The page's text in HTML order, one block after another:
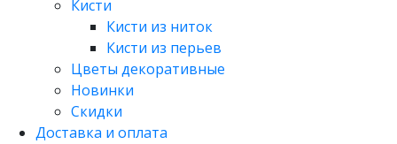
Кисти
Кисти из ниток
Кисти из перьев
Цветы декоративные
Новинки
Скидки
Доставка и оплата